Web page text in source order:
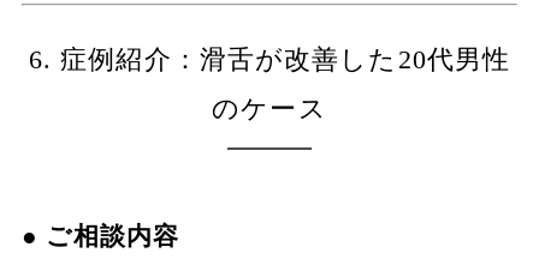
6. 症例紹介：滑舌が改善した20代男性
のケース
● ご相談内容